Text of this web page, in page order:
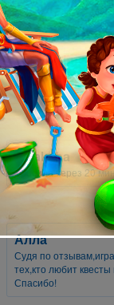
anyto4kin
Я вообще люблю
коротенькая.
kryaksha
Бросила через 20
Алла
Судя по
тех,кто любит
Спасибо!